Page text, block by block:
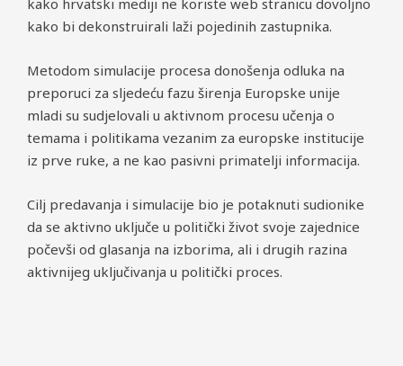
kako bi dekonstruirali laži pojedinih zastupnika.
Metodom simulacije procesa donošenja odluka na
preporuci za sljedeću fazu širenja Europske unije
mladi su sudjelovali u aktivnom procesu učenja o
temama i politikama vezanim za europske institucije
iz prve ruke, a ne kao pasivni primatelji informacija.
Cilj predavanja i simulacije bio je potaknuti sudionike
da se aktivno uključe u politički život svoje zajednice
počevši od glasanja na izborima, ali i drugih razina
aktivnijeg uključivanja u politički proces.